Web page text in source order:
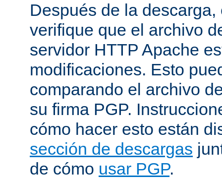
Después de la
verifique que el archivo
servidor HTTP Apache
modificaciones. Esto
comparando el archivo
su firma PGP.
cómo hacer esto están
sección de descargas
de cómo usar PGP.